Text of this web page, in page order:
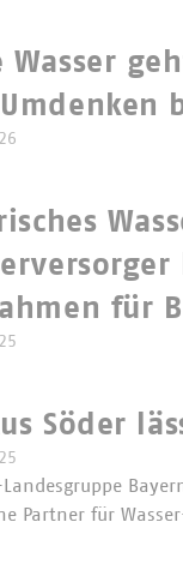
Wasser
für
Söder
Landesgruppe
Partner für